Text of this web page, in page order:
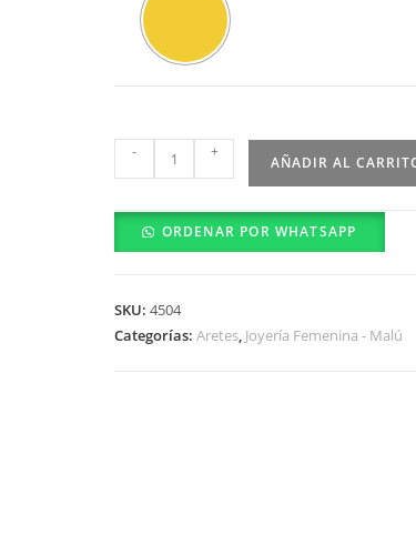
Arete
0301-
12-
- +
AÑADIR AL
ORDENAR POR WHATSAPP
SKU: 4504
Categorías: Aretes, Joyería Femenina - Malú